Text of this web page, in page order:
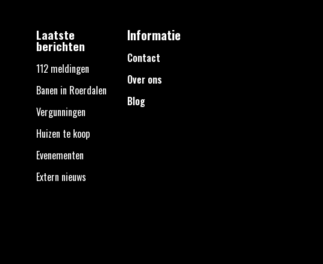
Laatste
berichten
112 meldingen
Banen in Roerdalen
Vergunningen
Huizen te koop
Evenementen
Extern nieuws
Informatie
Contact
Over ons
Blog